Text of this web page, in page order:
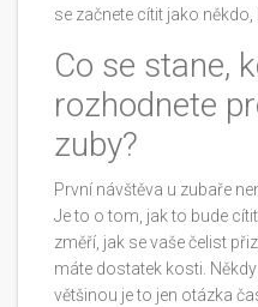
se začnete cítit jako
Co se stane,
rozhodnete
zuby?
První návštěva u zubaře
Je to o tom, jak to bude
změří, jak se vaše čelist
máte dostatek kosti.
většinou je to jen otázka